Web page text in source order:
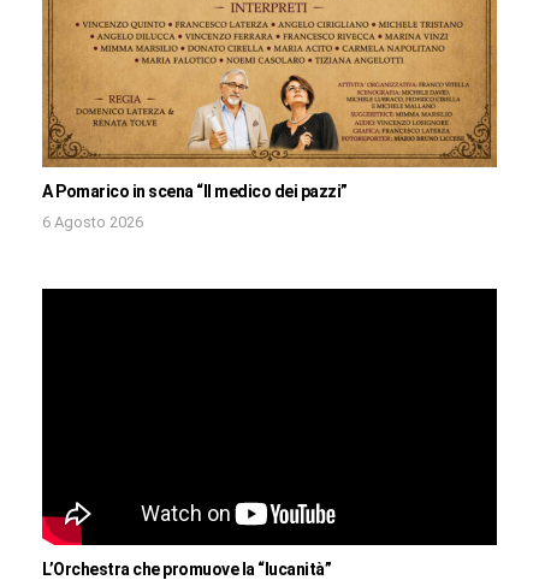
A Pomarico in scena “Il medico dei pazzi”
6 Agosto 2026
L’Orchestra che promuove la “lucanità”